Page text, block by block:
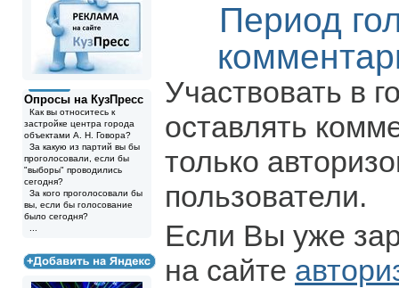
Опросы на КузПресс
Как вы относитесь к
застройке центра города
объектами А. Н. Говора?
За какую из партий вы бы
проголосовали, если бы
"выборы" проводились
сегодня?
За кого проголосовали бы
вы, если бы голосование
было сегодня?
Период
Участвовать в
оставлять
только
пользователи.
Если Вы уже
на сайте